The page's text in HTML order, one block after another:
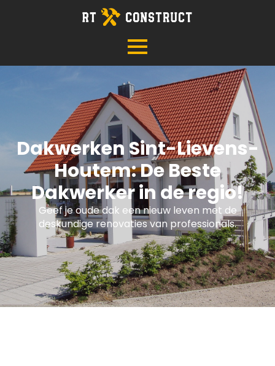
Dakwerken Sint-Lievens-
Houtem: De Beste
Dakwerker in de regio!
Geef je oude dak een nieuw leven met de
deskundige renovaties van professionals.